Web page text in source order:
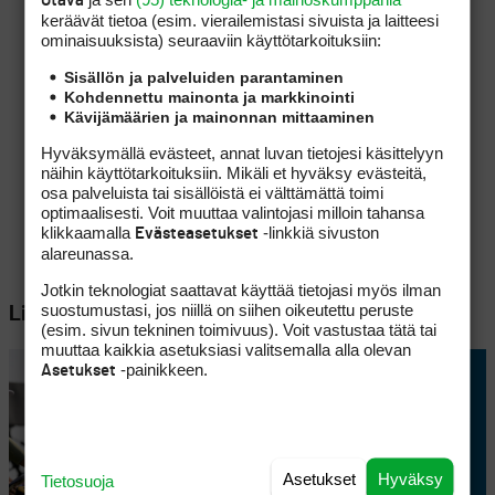
Lisää aiheesta
keräävät tietoa (esim. vierailemis­tasi sivuista ja laitteesi
ominaisuuk­sista) seuraaviin käyttötarkoituksiin:
Sisällön ja palveluiden parantaminen
Kohdennettu mainonta ja markkinointi
Kävijämäärien ja mainonnan mittaaminen
Hyväksymällä evästeet, annat luvan tietojesi käsittelyyn
näihin käyttötarkoituksiin. Mikäli et hyväksy evästeitä,
osa palveluista tai sisällöistä ei välttämättä toimi
optimaalisesti. Voit muuttaa valintojasi milloin tahansa
klikkaamalla Evästeasetukset -linkkiä sivuston
alareunassa.
Jotkin teknologiat saattavat käyttää tietojasi myös ilman
suostumustasi, jos niillä on siihen oikeutettu peruste
(esim. sivun tekninen toimivuus). Voit vastustaa tätä tai
muuttaa kaikkia asetuksiasi valitsemalla alla olevan
Asetukset -painikkeen.
Hyväksy
Asetukset
Tietosuoja